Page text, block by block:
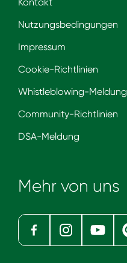
Kontakt
Nutzungsbedingungen
Impressum
Cookie-Richtlinien
Whistleblowing-Meldung
Community-Richtlinien
DSA-Meldung
Mehr von uns